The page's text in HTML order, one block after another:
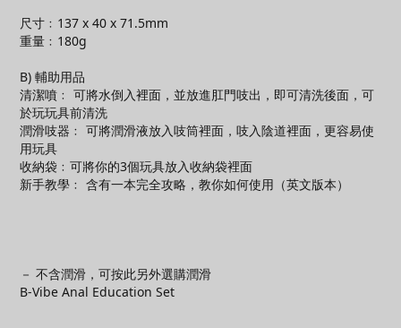
尺寸﹕137 x 40 x 71.5mm
重量﹕180g
B) 輔助用品
清潔噴﹕ 可將水倒入裡面，並放進肛門吱出，即可清洗後面，可
於玩玩具前清洗
潤滑吱器﹕ 可將潤滑液放入吱筒裡面，吱入陰道裡面，更容易使
用玩具
收納袋﹕可將你的3個玩具放入收納袋裡面
新手教學﹕ 含有一本完全攻略，教你如何使用（英文版本）
－ 不含潤滑，可按此另外選購潤滑
B-Vibe Anal Education Set